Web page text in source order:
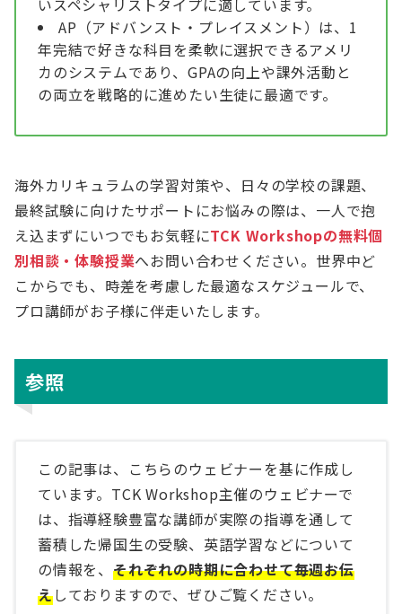
AP（アドバンスト・プレイスメント）は、1
年完結で好きな科目を柔軟に選択できるアメリ
カのシステムであり、GPAの向上や課外活動と
の両立を戦略的に進めたい生徒に最適です。
海外カリキュラムの学習対策や、日々の学校の課題、
最終試験に向けたサポートにお悩みの際は、一人で抱
え込まずにいつでもお気軽にTCK Workshopの無料個
別相談・体験授業へお問い合わせください。世界中ど
こからでも、時差を考慮した最適なスケジュールで、
プロ講師がお子様に伴走いたします。
参照
この記事は、こちらのウェビナーを基に作成し
ています。TCK Workshop主催のウェビナーで
は、指導経験豊富な講師が実際の指導を通して
蓄積した帰国生の受験、英語学習などについて
の情報を、 それぞれの時期に合わせて毎週お伝
えしておりますので、ぜひご覧ください。